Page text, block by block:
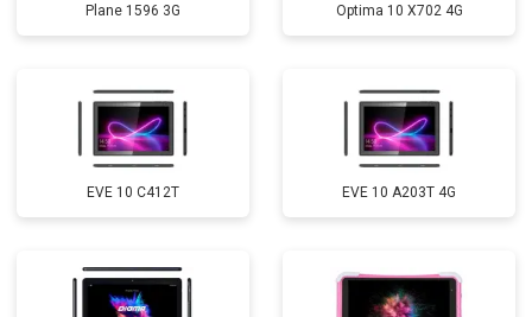
Plane 1596 3G Optima 10 X702 4G
EVE 10 C412T EVE 10 A203T 4G